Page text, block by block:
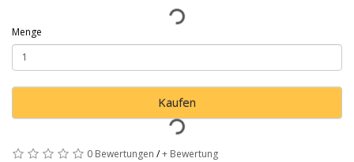
Menge
Kaufen
0 Bewertungen /+ Bewertung